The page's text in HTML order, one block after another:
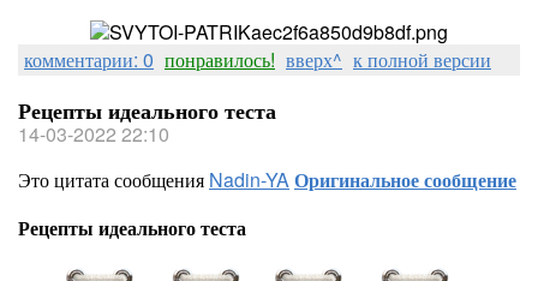
комментарии: 0 понравилось! вверх^ к полной версии
Рецепты идеального теста
14-03-2022 22:10
Это цитата сообщения Nadin-YAОригинальное сообщение
Рецепты идеального теста